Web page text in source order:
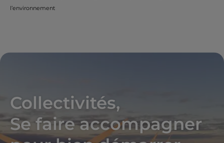
l’environnement
Collectivités,
Se faire accompagner